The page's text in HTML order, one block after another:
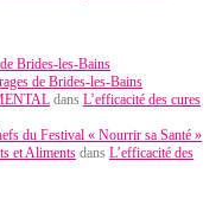
Brides-les-Bains
de Brides-les-Bains
dans L’efficacité des cures
du Festival « Nourrir sa Santé »
et Aliments dans L’efficacité des